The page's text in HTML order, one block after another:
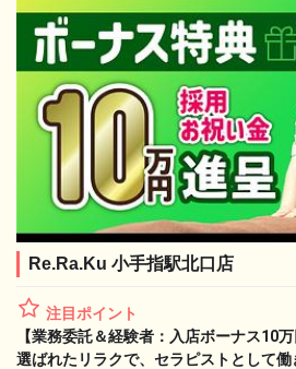
Re.Ra.Ku 小手指駅北口店
注目ポイント
【業務委託＆経験者：入店ボーナス10
選ばれたリラクで、セラピストとして働